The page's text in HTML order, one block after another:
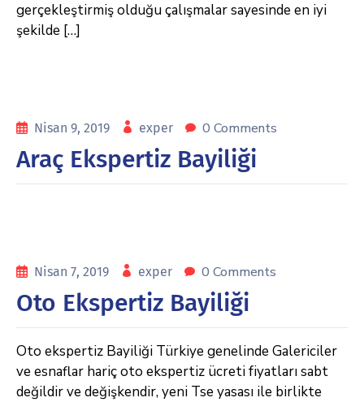
gerçekleştirmiş olduğu çalışmalar sayesinde en iyi
şekilde […]
Nisan 9, 2019 exper 0 Comments
Araç Ekspertiz Bayiliği
Nisan 7, 2019 exper 0 Comments
Oto Ekspertiz Bayiliği
Oto ekspertiz Bayiliği Türkiye genelinde Galericiler
ve esnaflar hariç oto ekspertiz ücreti fiyatları sabt
değildir ve değişkendir, yeni Tse yasası ile birlikte